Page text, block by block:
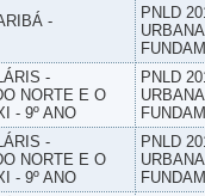
-
PNLD
-
NORTE E O
- 9º ANO
PNLD
-
NORTE E O
- 9º ANO
PNLD